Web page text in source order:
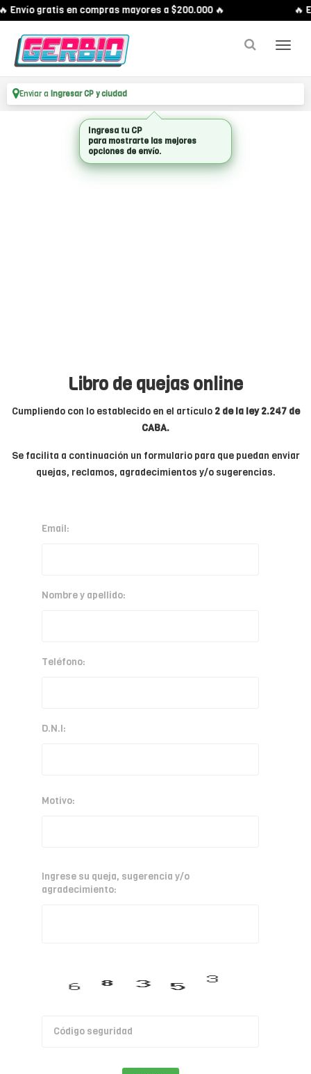
Envío gratis en compras mayores a $200.000 🔥 🔥
Enviar a Ingresar CP y ciudad
Libro de quejas online
Cumpliendo con lo establecido en el artículo 2 de la ley 2.247 de
CABA.
Se facilita a continuación un formulario para que puedan enviar
quejas, reclamos, agradecimientos y/o sugerencias.
Email:
Nombre y apellido:
Teléfono:
D.N.I:
Motivo:
Ingrese su queja, sugerencia y/o
agradecimiento:
Ingresa tu CP
para mostrarte las mejores
opciones de envío.